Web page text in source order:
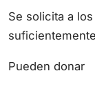
Se solicita a
Pueden donar